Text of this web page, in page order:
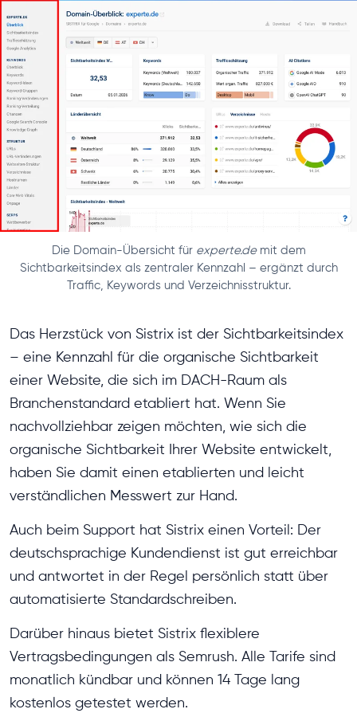
Die Domain-Übersicht für experte.demit dem
Sichtbarkeitsindex als zentraler Kennzahl – ergänzt durch
Traffic, Keywords und Verzeichnisstruktur.
Das Herzstück von Sistrix ist der Sichtbarkeitsindex
– eine Kennzahl für die organische Sichtbarkeit
einer Website, die sich im DACH-Raum als
Branchenstandard etabliert hat. Wenn Sie
nachvollziehbar zeigen möchten, wie sich die
organische Sichtbarkeit Ihrer Website entwickelt,
haben Sie damit einen etablierten und leicht
verständlichen Messwert zur Hand.
Auch beim Support hat Sistrix einen Vorteil: Der
deutschsprachige Kundendienst ist gut erreichbar
und antwortet in der Regel persönlich statt über
automatisierte Standardschreiben.
Darüber hinaus bietet Sistrix flexiblere
Vertragsbedingungen als Semrush. Alle Tarife sind
monatlich kündbar und können 14 Tage lang
kostenlos getestet werden.